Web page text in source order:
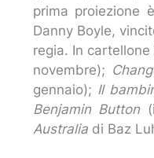
prima proiezione
Danny Boyle,
regia. In
novembre);
gennaio); Il
Benjamin Button
Australia di Baz